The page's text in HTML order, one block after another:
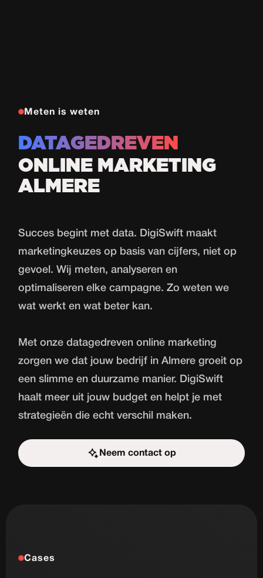
Meten is weten
DATAGEDREVEN
ONLINE MARKETING
ALMERE
Succes begint met data. DigiSwift maakt
marketingkeuzes op basis van cijfers, niet op
gevoel. Wij meten, analyseren en
optimaliseren elke campagne. Zo weten we
wat werkt en wat beter kan.
Met onze datagedreven online marketing
zorgen we dat jouw bedrijf in Almere groeit op
een slimme en duurzame manier. DigiSwift
haalt meer uit jouw budget en helpt je met
strategieën die echt verschil maken.
Neem contact op
Start de uitdaging
Cases